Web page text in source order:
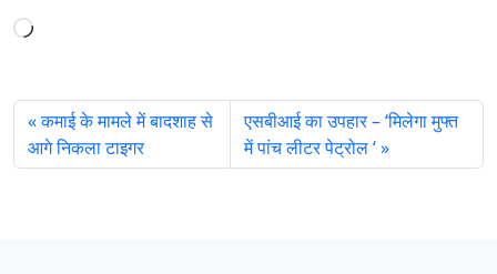
L
d
i
n
कमाई के मामले में बादशाह से
आगे निकला टाइगर
एसबीआई का उपहार – ‘मिलेगा मुफ्त
में पांच लीटर पेट्रोल ‘